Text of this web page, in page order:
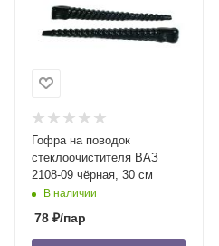
Гофра на поводок
стеклоочистителя ВАЗ
2108-09 чёрная, 30 см
В наличии
78 ₽/пар